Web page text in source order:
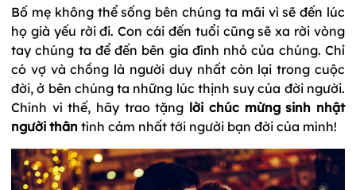
Bố mẹ không thể sống bên chúng ta mãi vì sẽ đến lúc
họ già yếu rời đi. Con cái đến tuổi cũng sẽ xa rời vòng
tay chúng ta để đến bên gia đình nhỏ của chúng. Chỉ
có vợ và chồng là người duy nhất còn lại trong cuộc
đời, ở bên chúng ta những lúc thịnh suy của đời người.
Chính vì thế, hãy trao tặng lời chúc mừng sinh nhật
người thân tình cảm nhất tới người bạn đời của mình!